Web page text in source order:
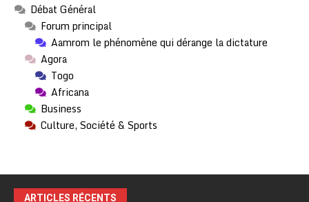
Débat Général
Forum principal
Aamrom le phénomène qui dérange la dictature
Agora
Togo
Africana
Business
Culture, Société & Sports
ARTICLES RÉCENTS